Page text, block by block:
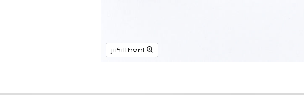
اضغط للتكبير